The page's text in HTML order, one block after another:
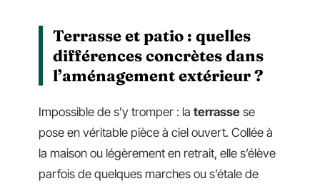
Terrasse et patio : quelles
différences concrètes dans
l’aménagement extérieur ?
Impossible de s’y tromper : la terrasse se
pose en véritable pièce à ciel ouvert. Collée à
la maison ou légèrement en retrait, elle s’élève
parfois de quelques marches ou s’étale de